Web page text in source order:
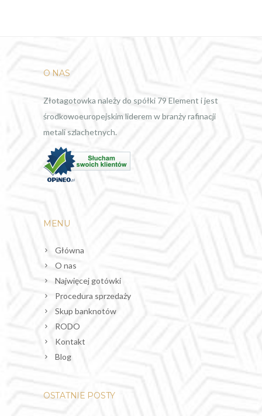
O NAS
Złotagotowka należy do spółki 79 Element i jest
środkowoeuropejskim liderem w branży rafinacji
metali szlachetnych.
MENU
Główna
O nas
Najwięcej gotówki
Procedura sprzedaży
Skup banknotów
RODO
Kontakt
Blog
OSTATNIE POSTY